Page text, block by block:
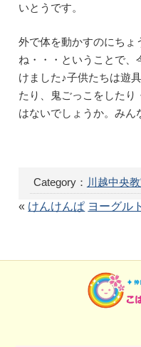
いとうです。
外で体を動かすのにちょ
ね・・・ということで
けました♪子供たちは遊
たり、鬼ごっこをした
はないでしょうか。み
Category： 川越中央
« けんけんぱ ヨーグル